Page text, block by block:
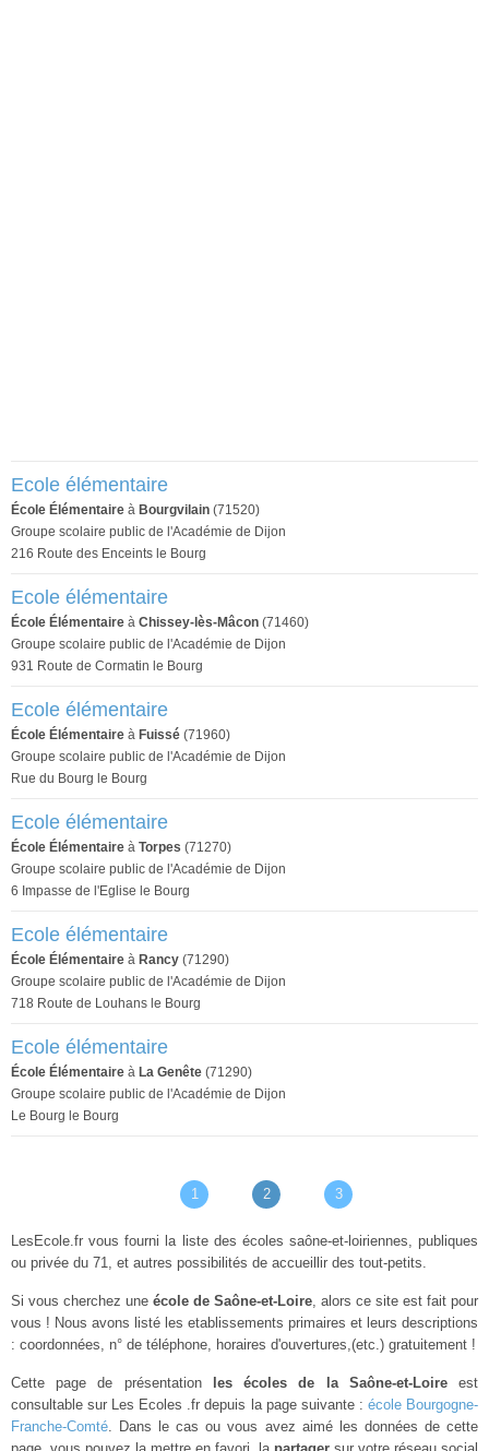
Ecole élémentaire
École Élémentaire à Bourgvilain (71520)
Groupe scolaire public de l'Académie de Dijon
216 Route des Enceints le Bourg
Ecole élémentaire
École Élémentaire à Chissey-lès-Mâcon (71460)
Groupe scolaire public de l'Académie de Dijon
931 Route de Cormatin le Bourg
Ecole élémentaire
École Élémentaire à Fuissé (71960)
Groupe scolaire public de l'Académie de Dijon
Rue du Bourg le Bourg
Ecole élémentaire
École Élémentaire à Torpes (71270)
Groupe scolaire public de l'Académie de Dijon
6 Impasse de l'Eglise le Bourg
Ecole élémentaire
École Élémentaire à Rancy (71290)
Groupe scolaire public de l'Académie de Dijon
718 Route de Louhans le Bourg
Ecole élémentaire
École Élémentaire à La Genête (71290)
Groupe scolaire public de l'Académie de Dijon
Le Bourg le Bourg
1 2 3
LesEcole.fr vous fourni la liste des écoles saône-et-loiriennes, publiques
ou privée du 71, et autres possibilités de accueillir des tout-petits.
Si vous cherchez une école de Saône-et-Loire, alors ce site est fait pour
vous ! Nous avons listé les etablissements primaires et leurs descriptions
: coordonnées, n° de téléphone, horaires d'ouvertures,(etc.) gratuitement !
Cette page de présentation les écoles de la Saône-et-Loireest
consultable sur Les Ecoles .fr depuis la page suivante : école Bourgogne-
Franche-Comté. Dans le cas ou vous avez aimé les données de cette